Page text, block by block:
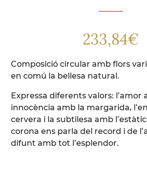
Composició circular amb flors
en comú la bellesa natural.
Expressa diferents valors: l’amor
innocència amb la margarida,
cervera i la subtilesa amb
corona ens parla del record i de
difunt amb tot l’esplendor.
233,84€